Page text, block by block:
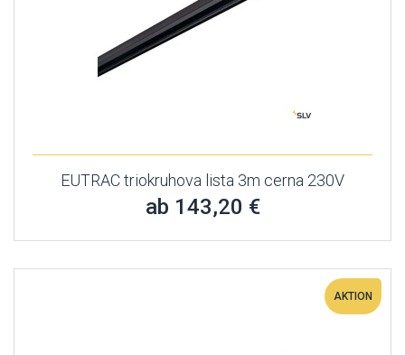
EUTRAC triokruhova lista 3m cerna 230V
ab 143,20 €
AKTION